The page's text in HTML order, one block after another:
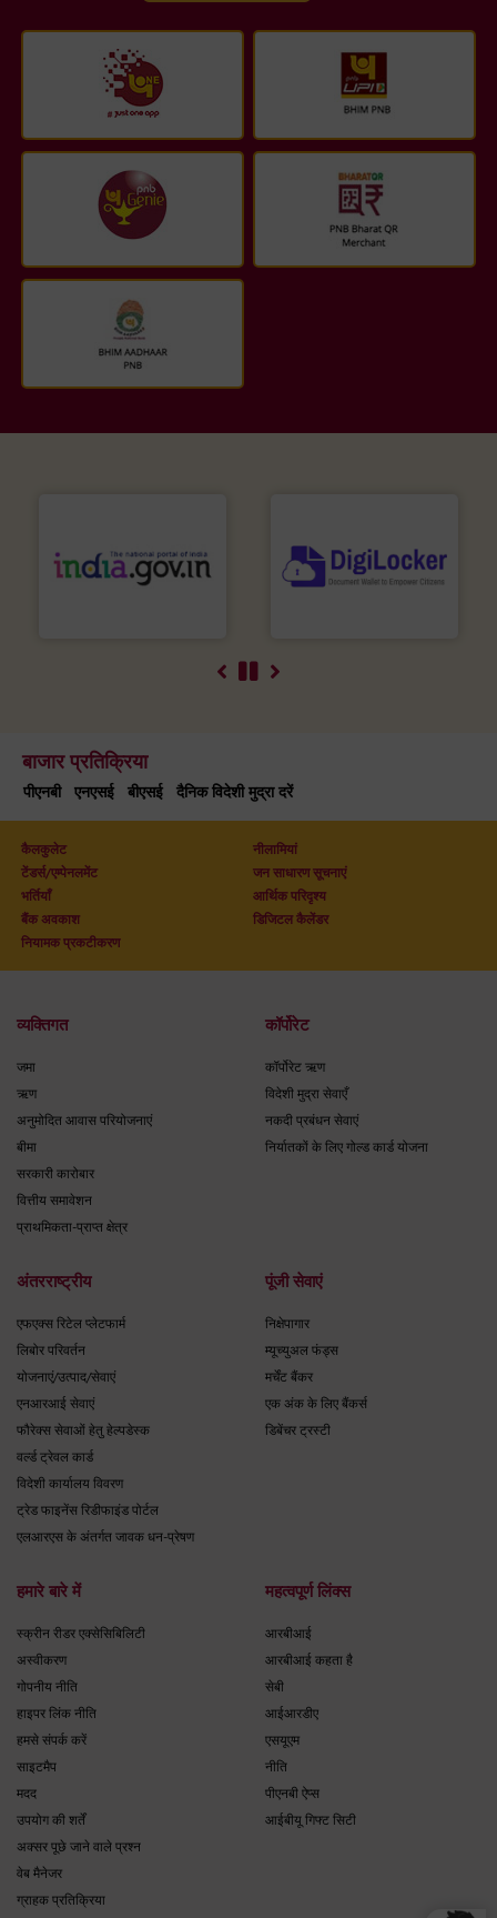
बाजार प्रतिक्रिया
पीएनबी एनएसई बीएसई दैनिक विदेशी मुद्रा दरें
कैलकुलेट
नीलामियां
टेंडर्स/एम्पेनलमेंट
जन साधारण सूचनाएं
भर्तियाँ
आर्थिक परिदृश्य
बैंक अवकाश
डिजिटल कैलेंडर
नियामक प्रकटीकरण
व्यक्तिगत
जमा
ऋण
अनुमोदित आवास परियोजनाएं
बीमा
सरकारी कारोबार
वित्तीय समावेशन
प्राथमिकता-प्राप्त क्षेत्र
कॉर्पोरेट
कॉर्पोरेट ऋण
विदेशी मुद्रा सेवाएँ
नकदी प्रबंधन सेवाएं
निर्यातकों के लिए गोल्ड कार्ड योजना
अंतरराष्ट्रीय
एफएक्स रिटेल प्लेटफार्म
लिबोर परिवर्तन
योजनाएं/उत्पाद/सेवाएं
एनआरआई सेवाएं
फौरेक्स सेवाओं हेतु हेल्पडेस्क
वर्ल्ड ट्रेवल कार्ड
विदेशी कार्यालय विवरण
ट्रेड फाइनेंस रिडीफाइंड पोर्टल
एलआरएस के अंतर्गत जावक धन-प्रेषण
पूंजी सेवाएं
निक्षेपागार
म्यूच्युअल फंड्स
मर्चेंट बैंकर
एक अंक के लिए बैंकर्स
डिबेंचर ट्रस्टी
हमारे बारे में
स्क्रीन रीडर एक्सेसिबिलिटी
अस्वीकरण
गोपनीय नीति
हाइपर लिंक नीति
हमसे संपर्क करें
साइटमैप
मदद
उपयोग की शर्तें
अक्सर पूछे जाने वाले प्रश्न
वेब मैनेजर
ग्राहक प्रतिक्रिया
महत्वपूर्ण लिंक्स
आरबीआई
आरबीआई कहता है
सेबी
आईआरडीए
एसयूएम
नीति
पीएनबी ऐप्स
आईबीयू गिफ्ट सिटी